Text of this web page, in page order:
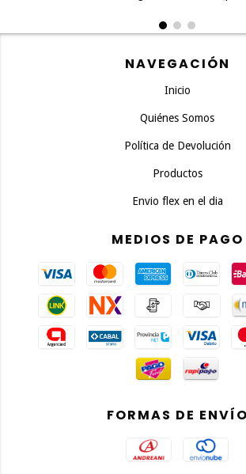
NAVEGACIÓN
Inicio
Quiénes Somos
Política de Devolución
Productos
Envio flex en el dia
MEDIOS DE PAGO
FORMAS DE ENVÍO